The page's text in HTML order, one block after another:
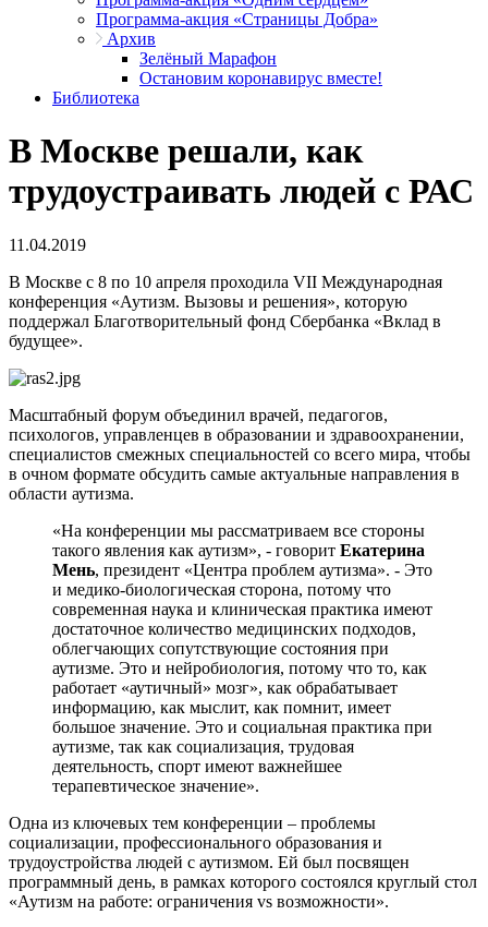
Программа-акция «Страницы Добра»
Архив
Зелёный Марафон
Остановим коронавирус вместе!
Библиотека
В Москве решали, как
трудоустраивать людей с РАС
11.04.2019
В Москве с 8 по 10 апреля проходила VII Международная
конференция «Аутизм. Вызовы и решения», которую
поддержал Благотворительный фонд Сбербанка «Вклад в
будущее».
Масштабный форум объединил врачей, педагогов,
психологов, управленцев в образовании и здравоохранении,
специалистов смежных специальностей со всего мира, чтобы
в очном формате обсудить самые актуальные направления в
области аутизма.
«На конференции мы рассматриваем все стороны
такого явления как аутизм», - говорит Екатерина
Мень, президент «Центра проблем аутизма». - Это
и медико-биологическая сторона, потому что
современная наука и клиническая практика имеют
достаточное количество медицинских подходов,
облегчающих сопутствующие состояния при
аутизме. Это и нейробиология, потому что то, как
работает «аутичный» мозг», как обрабатывает
информацию, как мыслит, как помнит, имеет
большое значение. Это и социальная практика при
аутизме, так как социализация, трудовая
деятельность, спорт имеют важнейшее
терапевтическое значение».
Одна из ключевых тем конференции – проблемы
социализации, профессионального образования и
трудоустройства людей с аутизмом. Ей был посвящен
программный день, в рамках которого состоялся круглый стол
«Аутизм на работе: ограничения vs возможности».